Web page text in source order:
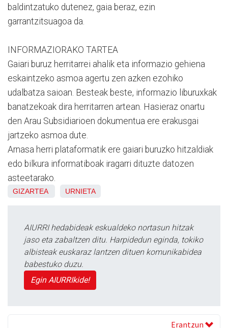
baldintzatuko dutenez, gaia beraz, ezin
garrantzitsuagoa da.
INFORMAZIORAKO TARTEA
Gaiari buruz herritarrei ahalik eta informazio gehiena
eskaintzeko asmoa agertu zen azken ezohiko
udalbatza saioan. Besteak beste, informazio liburuxkak
banatzekoak dira herritarren artean. Hasieraz onartu
den Arau Subsidiarioen dokumentua ere erakusgai
jartzeko asmoa dute.
Arnasa herri plataformatik ere gaiari buruzko hitzaldiak
edo bilkura informatiboak iragarri dituzte datozen
asteetarako.
GIZARTEA URNIETA
AIURRI hedabideak eskualdeko nortasun hitzak
jaso eta zabaltzen ditu. Harpidedun eginda, tokiko
albisteak euskaraz lantzen dituen komunikabidea
babestuko duzu.
Egin AIURRIkide!
Erantzun